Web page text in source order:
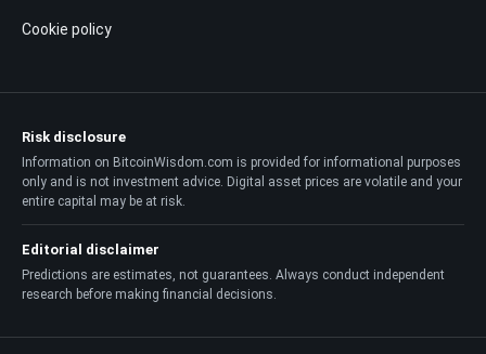
Cookie policy
Risk disclosure
Information on BitcoinWisdom.com is provided for informational purposes
only and is not investment advice. Digital asset prices are volatile and your
entire capital may be at risk.
Editorial disclaimer
Predictions are estimates, not guarantees. Always conduct independent
research before making financial decisions.